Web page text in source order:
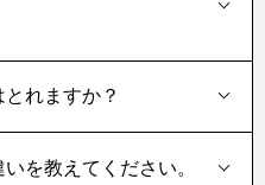
れますか？
を教えてください。